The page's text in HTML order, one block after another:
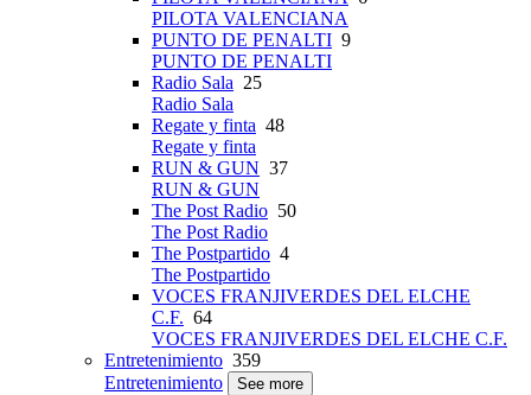
PILOTA VALENCIANA
PUNTO DE PENALTI 9
PUNTO DE PENALTI
Radio Sala 25
Radio Sala
Regate y finta 48
Regate y finta
RUN & GUN 37
RUN & GUN
The Post Radio 50
The Post Radio
The Postpartido 4
The Postpartido
VOCES FRANJIVERDES DEL ELCHE
C.F. 64
VOCES FRANJIVERDES DEL ELCHE C.F.
Entretenimiento 359
Entretenimiento
See more